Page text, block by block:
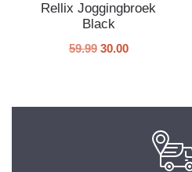
Rellix Joggingbroek
Black
59.99 30.00